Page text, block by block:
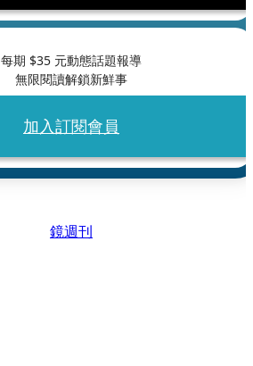
每期 $35 元動態話題報導
無限閱讀解鎖新鮮事
加入訂閱會員
鏡週刊